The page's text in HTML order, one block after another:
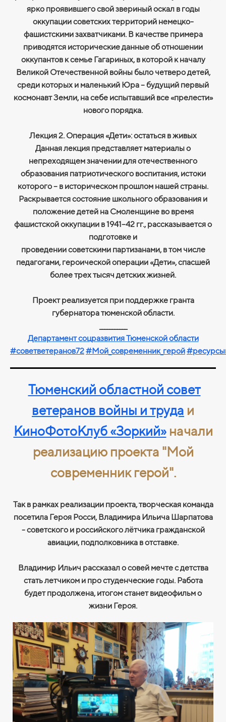
ярко проявившего свой звериный оскал в годы
оккупации советских территорий немецко-
фашистскими захватчиками. В качестве примера
приводятся исторические данные об отношении
оккупантов к семье Гагариных, в которой к началу
Великой Отечественной войны было четверо детей,
среди которых и маленький Юра – будущий первый
космонавт Земли, на себе испытавший все «прелести»
нового порядка.
Лекция 2. Операция «Дети»: остаться в живых
Данная лекция представляет материалы о
непреходящем значении для отечественного
образования патриотического воспитания, истоки
которого – в историческом прошлом нашей страны.
Раскрывается состояние школьного образования и
положение детей на Смоленщине во время
фашистской оккупации в 1941–42 гг., рассказывается о
подготовке и
проведении советскими партизанами, в том числе
педагогами, героической операции «Дети», спасшей
более трех тысяч детских жизней.
Проект реализуется при поддержке гранта
губернатора тюменской области.
Департамент соцразвития Тюменской области
#советветеранов72#Мой_современник_герой
Тюменский областной совет
ветеранов войны и труда и
КиноФотоКлуб «Зоркий»начали
реализацию проекта "Мой
современник герой".
Так в рамках реализации проекта, творческая команда
посетила Героя Росси, Владимира Ильича Шарпатова
- советского и российского лётчика гражданской
авиации, подполковника в отставке.
Владимир Ильич рассказал о совей мечте с детства
стать летчиком и про студенческие годы. Работа
будет продолжена, итогом станет видеофильм о
жизни Героя.